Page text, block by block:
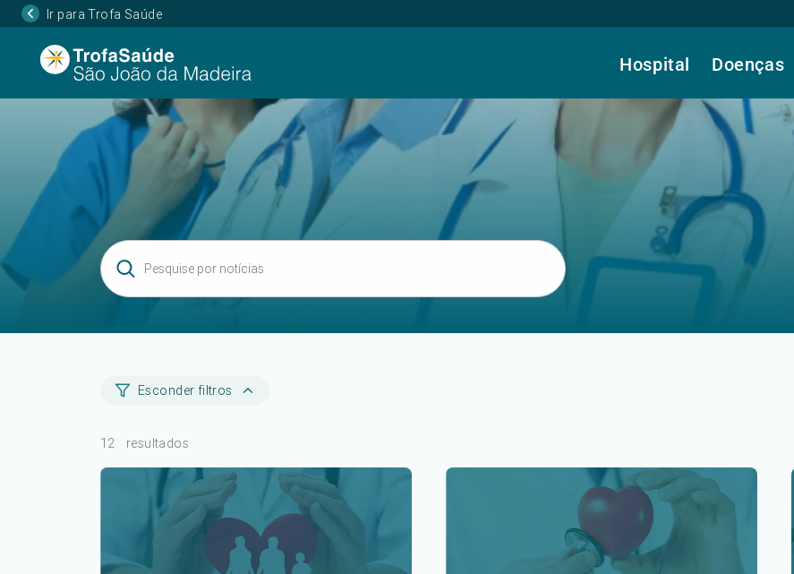
Ir para Trofa Saúde
Hospital Doenças
Esconder filtros
12 resultados